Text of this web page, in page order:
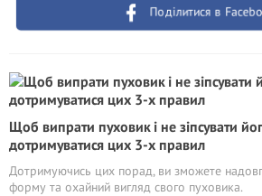
Поділитися в
Щоб випрати пуховик і не зіпсувати
дотримуватися цих 3-х правил
Дотримуючись цих порад, ви зможете
форму та охайний вигляд свого пуховика.